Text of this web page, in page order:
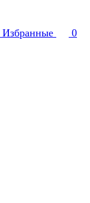
Избранные
0